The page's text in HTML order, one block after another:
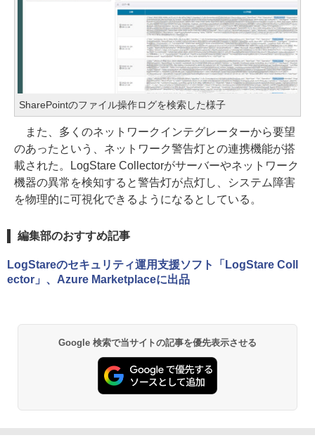
SharePointのファイル操作ログを検索した様子
また、多くのネットワークインテグレーターから要望
のあったという、ネットワーク警告灯との連携機能が搭
載された。LogStare Collectorがサーバーやネットワーク
機器の異常を検知すると警告灯が点灯し、システム障害
を物理的に可視化できるようになるとしている。
編集部のおすすめ記事
LogStareのセキュリティ運用支援ソフト「LogStare Coll
ector」、Azure Marketplaceに出品
Google 検索で当サイトの記事を優先表示させる